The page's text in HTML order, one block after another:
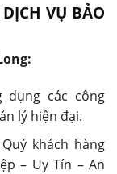
VỤ BẢO
dụng các công
lý hiện đại.
khách hàng
– Uy Tín – An